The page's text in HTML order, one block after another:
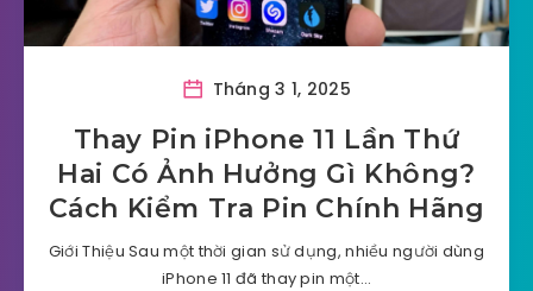
Tháng 3 1, 2025
Thay Pin iPhone 11 Lần Thứ
Hai Có Ảnh Hưởng Gì Không?
Cách Kiểm Tra Pin Chính Hãng
Giới Thiệu Sau một thời gian sử dụng, nhiều người dùng
iPhone 11 đã thay pin một…